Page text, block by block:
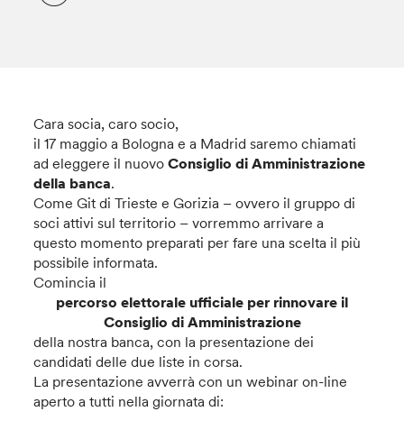
Cara socia, caro socio,
il 17 maggio a Bologna e a Madrid saremo chiamati
ad eleggere il nuovoConsiglio di Amministrazione
della banca.
Come Git di Trieste e Gorizia – ovvero il gruppo di
soci attivi sul territorio – vorremmo arrivare a
questo momento preparati per fare una scelta il più
possibile informata.
Comincia il
percorso elettorale ufficiale per rinnovare il
Consiglio di Amministrazione
della nostra banca, con la presentazione dei
candidati delle due liste in corsa.
La presentazione avverrà con un webinar on-line
aperto a tutti nella giornata di: